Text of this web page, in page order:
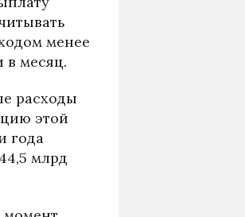
менее
в месяц.
расходы
этой
года
млрд